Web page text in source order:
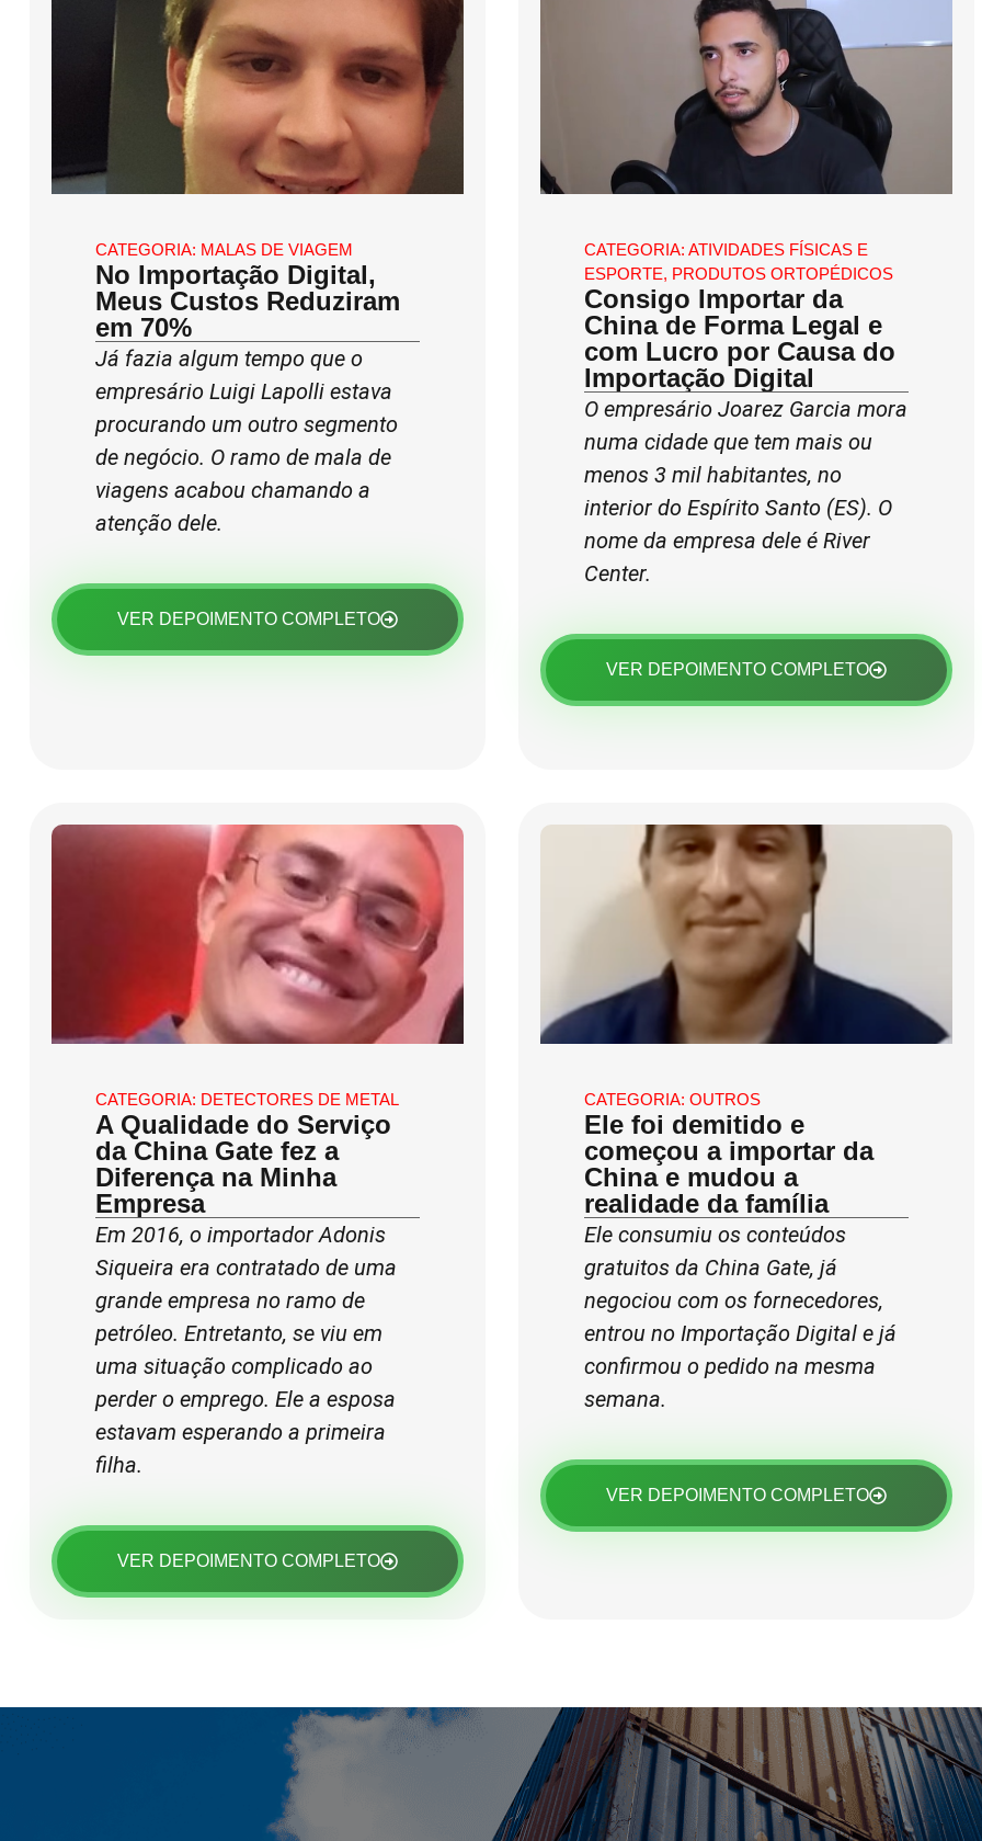
CATEGORIA: MALAS DE VIAGEM
No Importação Digital,
Meus Custos Reduziram
em 70%
Já fazia algum tempo que o
empresário Luigi Lapolli estava
procurando um outro segmento
de negócio. O ramo de mala de
viagens acabou chamando a
atenção dele.
VER DEPOIMENTO COMPLETO
CATEGORIA: ATIVIDADES FÍSICAS E
ESPORTE, PRODUTOS ORTOPÉDICOS
Consigo Importar da
China de Forma Legal e
com Lucro por Causa do
Importação Digital
O empresário Joarez Garcia mora
numa cidade que tem mais ou
menos 3 mil habitantes, no
interior do Espírito Santo (ES). O
nome da empresa dele é River
Center.
VER DEPOIMENTO COMPLETO
CATEGORIA: DETECTORES DE METAL
A Qualidade do Serviço
da China Gate fez a
Diferença na Minha
Empresa
Em 2016, o importador Adonis
Siqueira era contratado de uma
grande empresa no ramo de
petróleo. Entretanto, se viu em
uma situação complicado ao
perder o emprego. Ele a esposa
estavam esperando a primeira
filha.
VER DEPOIMENTO COMPLETO
CATEGORIA: OUTROS
Ele foi demitido e
começou a importar da
China e mudou a
realidade da família
Ele consumiu os conteúdos
gratuitos da China Gate, já
negociou com os fornecedores,
entrou no Importação Digital e já
confirmou o pedido na mesma
semana.
VER DEPOIMENTO COMPLETO